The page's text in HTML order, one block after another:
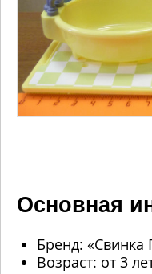
Основная
Бренд: «Свинка
Возраст: от 3